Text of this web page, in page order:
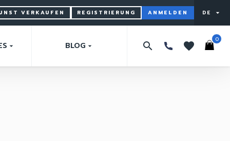
VERKAUFEN REGISTRIERUNG ANMELDEN DE arrow_drop_down
arrow_drop_down BLOG arrow_drop_down search favorites
0